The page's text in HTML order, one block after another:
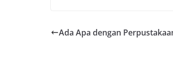
Ada Apa dengan